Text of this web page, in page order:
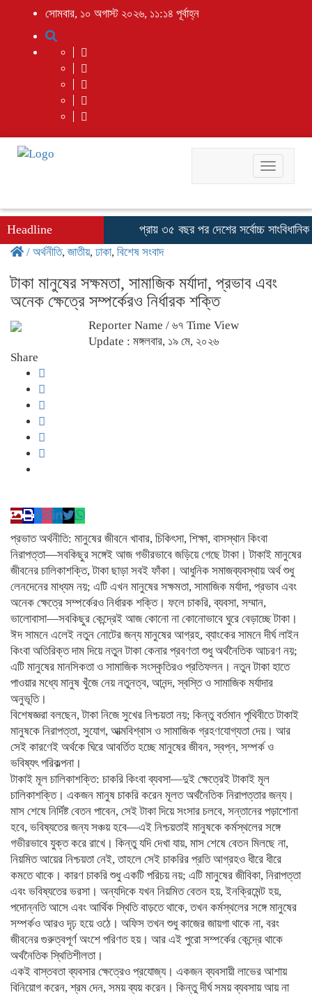
সোমবার, ১০ অগাস্ট ২০২৬, ১১:১৪ পূর্বাহ্ন
Toggle
Headline প্রায় ৩৫ বছর পর দেশের সর্বোচ্চ সাংবিধানিক
/ অর্থনীতি, জাতীয়, ঢাকা, বিশেষ সংবাদ
টাকা মানুষের সক্ষমতা, সামাজিক মর্যাদা, প্রভাব এবং
অনেক ক্ষেত্রে সম্পর্কেরও নির্ধারক শক্তি
Reporter Name / ৬৭ Time View
Update : মঙ্গলবার, ১৯ মে, ২০২৬
Share
প্রভাত অর্থনীতি: মানুষের জীবনে খাবার, চিকিৎসা, শিক্ষা, বাসস্থান কিংবা
নিরাপত্তা—সবকিছুর সঙ্গেই আজ গভীরভাবে জড়িয়ে গেছে টাকা। টাকাই মানুষের
জীবনের চালিকাশক্তি, টাকা ছাড়া সবই ফাঁকা। আধুনিক সমাজব্যবস্থায় অর্থ শুধু
লেনদেনের মাধ্যম নয়; এটি এখন মানুষের সক্ষমতা, সামাজিক মর্যাদা, প্রভাব এবং
অনেক ক্ষেত্রে সম্পর্কেরও নির্ধারক শক্তি। ফলে চাকরি, ব্যবসা, সম্মান,
ভালোবাসা—সবকিছুর কেন্দ্রেই আজ কোনো না কোনোভাবে ঘুরে বেড়াচ্ছে টাকা।
ঈদ সামনে এলেই নতুন নোটের জন্য মানুষের আগ্রহ, ব্যাংকের সামনে দীর্ঘ লাইন
কিংবা অতিরিক্ত দাম দিয়ে নতুন টাকা কেনার প্রবণতা শুধু অর্থনৈতিক আচরণ নয়;
এটি মানুষের মানসিকতা ও সামাজিক সংস্কৃতিরও প্রতিফলন। নতুন টাকা হাতে
পাওয়ার মধ্যে মানুষ খুঁজে নেয় নতুনত্ব, আনন্দ, স্বস্তি ও সামাজিক মর্যাদার
অনুভূতি।
বিশেষজ্ঞরা বলছেন, টাকা নিজে সুখের নিশ্চয়তা নয়; কিন্তু বর্তমান পৃথিবীতে টাকাই
মানুষকে নিরাপত্তা, সুযোগ, আত্মবিশ্বাস ও সামাজিক গ্রহণযোগ্যতা দেয়। আর
সেই কারণেই অর্থকে ঘিরে আবর্তিত হচ্ছে মানুষের জীবন, স্বপ্ন, সম্পর্ক ও
ভবিষ্যৎ পরিকল্পনা।
টাকাই মূল চালিকাশক্তি: চাকরি কিংবা ব্যবসা—দুই ক্ষেত্রেই টাকাই মূল
চালিকাশক্তি। একজন মানুষ চাকরি করেন মূলত অর্থনৈতিক নিরাপত্তার জন্য।
মাস শেষে নির্দিষ্ট বেতন পাবেন, সেই টাকা দিয়ে সংসার চলবে, সন্তানের পড়াশোনা
হবে, ভবিষ্যতের জন্য সঞ্চয় হবে—এই নিশ্চয়তাই মানুষকে কর্মস্থলের সঙ্গে
গভীরভাবে যুক্ত করে রাখে। কিন্তু যদি দেখা যায়, মাস শেষে বেতন মিলছে না,
নিয়মিত আয়ের নিশ্চয়তা নেই, তাহলে সেই চাকরির প্রতি আগ্রহও ধীরে ধীরে
কমতে থাকে। কারণ চাকরি শুধু একটি পরিচয় নয়; এটি মানুষের জীবিকা, নিরাপত্তা
এবং ভবিষ্যতের ভরসা। অন্যদিকে যখন নিয়মিত বেতন হয়, ইনক্রিমেন্ট হয়,
পদোন্নতি আসে এবং আর্থিক স্থিতি বাড়তে থাকে, তখন কর্মস্থলের সঙ্গে মানুষের
সম্পর্কও আরও দৃঢ় হয়ে ওঠে। অফিস তখন শুধু কাজের জায়গা থাকে না, বরং
জীবনের গুরুত্বপূর্ণ অংশে পরিণত হয়। আর এই পুরো সম্পর্কের কেন্দ্রে থাকে
অর্থনৈতিক স্থিতিশীলতা।
একই বাস্তবতা ব্যবসার ক্ষেত্রেও প্রযোজ্য। একজন ব্যবসায়ী লাভের আশায়
বিনিয়োগ করেন, শ্রম দেন, সময় ব্যয় করেন। কিন্তু দীর্ঘ সময় ব্যবসায় আয় না